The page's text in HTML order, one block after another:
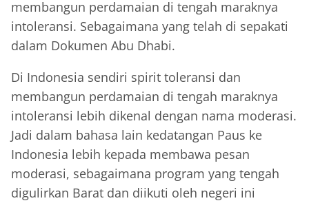
membangun perdamaian di tengah maraknya
intoleransi. Sebagaimana yang telah di sepakati
dalam Dokumen Abu Dhabi.
Di Indonesia sendiri spirit toleransi dan
membangun perdamaian di tengah maraknya
intoleransi lebih dikenal dengan nama moderasi.
Jadi dalam bahasa lain kedatangan Paus ke
Indonesia lebih kepada membawa pesan
moderasi, sebagaimana program yang tengah
digulirkan Barat dan diikuti oleh negeri ini